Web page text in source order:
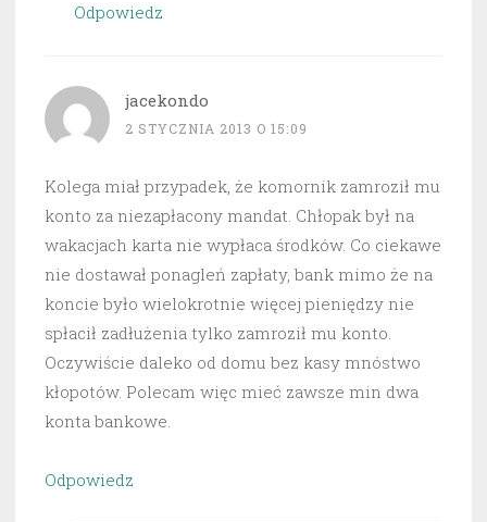
Odpowiedz
jacekondo
2 STYCZNIA 2013 O 15:09
Kolega miał przypadek, że komornik zamroził mu
konto za niezapłacony mandat. Chłopak był na
wakacjach karta nie wypłaca środków. Co ciekawe
nie dostawał ponagleń zapłaty, bank mimo że na
koncie było wielokrotnie więcej pieniędzy nie
spłacił zadłużenia tylko zamroził mu konto.
Oczywiście daleko od domu bez kasy mnóstwo
kłopotów. Polecam więc mieć zawsze min dwa
konta bankowe.
Odpowiedz